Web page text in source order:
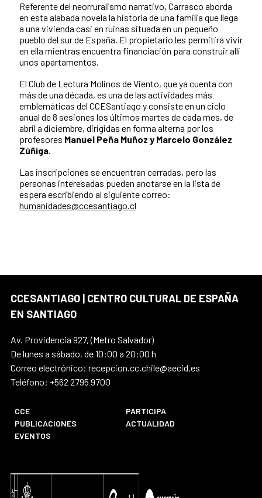
Referente del neorruralismo narrativo, Carrasco aborda
en esta alabada novela la historia de una familia que llega
a una vivienda casi en ruinas situada en un pequeño
pueblo del sur de España. El propietario les permitirá vivir
en ella mientras encuentra financiación para construir allí
unos apartamentos.
El Club de Lectura Molinos de Viento, que ya cuenta con
más de una década, es una de las actividades más
emblemáticas del CCESantiago y consiste en un ciclo
anual de 8 sesiones los últimos martes de cada mes, de
abril a diciembre, dirigidas en forma alterna por los
profesores Manuel Peña Muñoz y Marcelo González
Zúñiga.
Las inscripciones se encuentran cerradas, pero las
personas interesadas pueden anotarse en la lista de
espera escribiendo al siguiente correo:
humanidades@ccesantiago.cl
CCESANTIAGO | CENTRO CULTURAL DE ESPAÑA
EN SANTIAGO
Av. Providencia 927, (Metro Salvador)
De lunes a sábado, de 10:00 a 20:00 h
Correo electrónico: recepcion.cc.chile@aecid.es
Teléfono: +562 2795 9700
CCE
PARTICIPA
PUBLICACIONES
ACTUALIDAD
EVENTOS